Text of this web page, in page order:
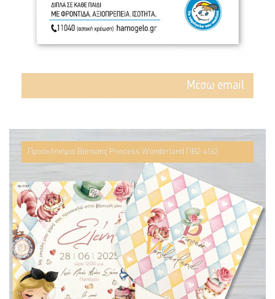
Mέσω email
Προσκλητήριο Βάπτισης Princess Wonderland ΠΒ2-4162